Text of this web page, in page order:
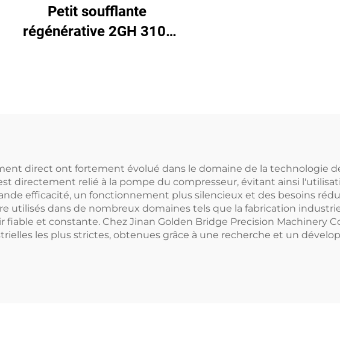
Petit soufflante
régénérative 2GH 310-
direct ont fortement évolué dans le domaine de la technologie
directement relié à la pompe du compresseur, évitant ainsi
efficacité, un fonctionnement plus silencieux et des besoins
utilisés dans de nombreux domaines tels que la fabrication
et constante. Chez Jinan Golden Bridge Precision Machinery
les plus strictes, obtenues grâce à une recherche et un